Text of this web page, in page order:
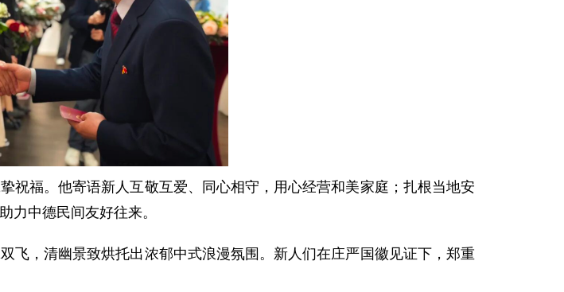
祝福。他寄语新人互敬互爱、同心相守，用心经营和美家庭；扎根当地安
力中德民间友好往来。
飞，清幽景致烘托出浓郁中式浪漫氛围。新人们在庄严国徽见证下，郑重